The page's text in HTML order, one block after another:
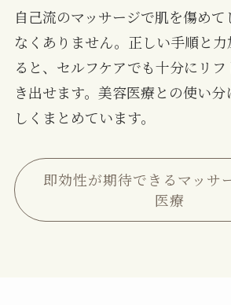
自己流のマッサージで肌を傷め
なくありません。正しい手順と
ると、セルフケアでも十分にリ
き出せます。美容医療との使い
しくまとめています。
即効性が期待できるマッサ
医療